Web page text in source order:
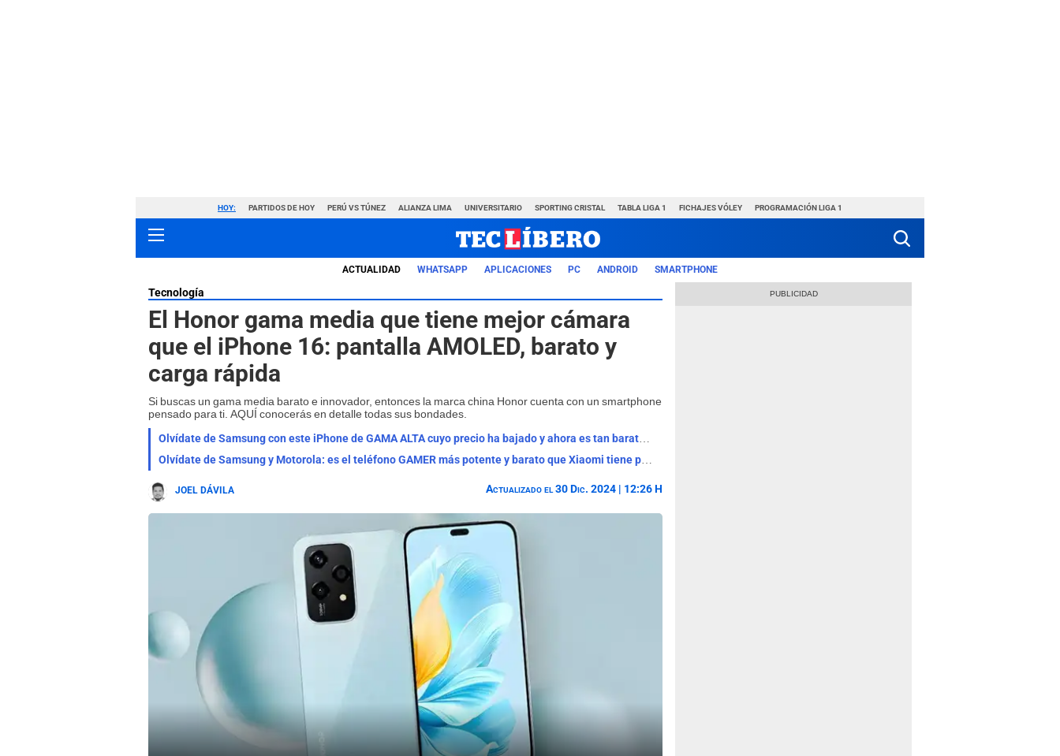
HOY: PARTIDOS DE HOY PERÚ VS TÚNEZ ALIANZA LIMA UNIVERSITARIO SPORTING CRISTAL TABLA LIGA 1 FICHAJES VÓLEY PROGRAMACIÓN LIGA 1
ACTUALIDAD WHATSAPP APLICACIONES PC ANDROID SMARTPHONE
Tecnología
El Honor gama media que tiene mejor cámara
que el iPhone 16: pantalla AMOLED, barato y
carga rápida
Si buscas un gama media barato e innovador, entonces la marca china Honor cuenta con un smartphone
pensado para ti. AQUÍ conocerás en detalle todas sus bondades.
Olvídate de Samsung con este iPhone de GAMA ALTA cuyo precio ha bajado y ahora es tan barato como un Galaxy S23
Olvídate de Samsung y Motorola: es el teléfono GAMER más potente y barato que Xiaomi tiene para este 2025
JOEL DÁVILA Actualizado el 30 Dic. 2024 | 12:26 H